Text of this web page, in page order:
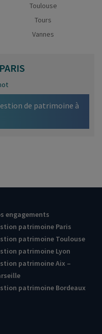
Toulouse
Tours
Vannes
PARIS
de patrimoine à
engagements
patrimoine Paris
patrimoine Toulouse
patrimoine Lyon
patrimoine Aix –
patrimoine Bordeaux